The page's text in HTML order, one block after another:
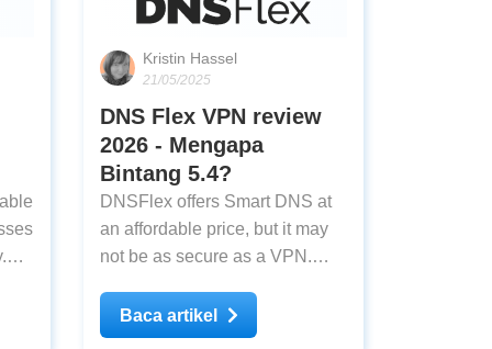
Kristin Hassel
21/05/2025
DNS Flex VPN review
2026 - Mengapa
Bintang 5.4?
DNSFlex offers Smart DNS at
an affordable price, but it may
not be as secure as a VPN.
is right for you.
Baca artikel